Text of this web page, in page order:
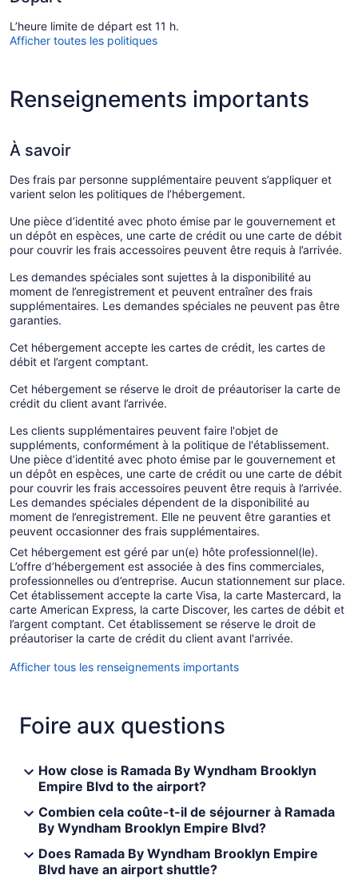
L’heure limite de départ est 11 h.
Afficher toutes les politiques
Renseignements importants
À savoir
Des frais par personne supplémentaire peuvent s’appliquer et
varient selon les politiques de l’hébergement.
Une pièce d’identité avec photo émise par le gouvernement et
un dépôt en espèces, une carte de crédit ou une carte de débit
pour couvrir les frais accessoires peuvent être requis à l’arrivée.
Les demandes spéciales sont sujettes à la disponibilité au
moment de l’enregistrement et peuvent entraîner des frais
supplémentaires. Les demandes spéciales ne peuvent pas être
garanties.
Cet hébergement accepte les cartes de crédit, les cartes de
débit et l’argent comptant.
Cet hébergement se réserve le droit de préautoriser la carte de
crédit du client avant l’arrivée.
Les clients supplémentaires peuvent faire l'objet de
suppléments, conformément à la politique de l'établissement.
Une pièce d’identité avec photo émise par le gouvernement et
un dépôt en espèces, une carte de crédit ou une carte de débit
pour couvrir les frais accessoires peuvent être requis à l’arrivée.
Les demandes spéciales dépendent de la disponibilité au
moment de l’enregistrement. Elle ne peuvent être garanties et
peuvent occasionner des frais supplémentaires.
Cet hébergement est géré par un(e) hôte professionnel(le).
L’offre d’hébergement est associée à des fins commerciales,
professionnelles ou d’entreprise. Aucun stationnement sur place.
Cet établissement accepte la carte Visa, la carte Mastercard, la
carte American Express, la carte Discover, les cartes de débit et
l’argent comptant. Cet établissement se réserve le droit de
préautoriser la carte de crédit du client avant l'arrivée.
Afficher tous les renseignements importants
Foire aux questions
How close is Ramada By Wyndham Brooklyn
Empire Blvd to the airport?
Combien cela coûte-t-il de séjourner à Ramada
By Wyndham Brooklyn Empire Blvd?
Does Ramada By Wyndham Brooklyn Empire
Blvd have an airport shuttle?